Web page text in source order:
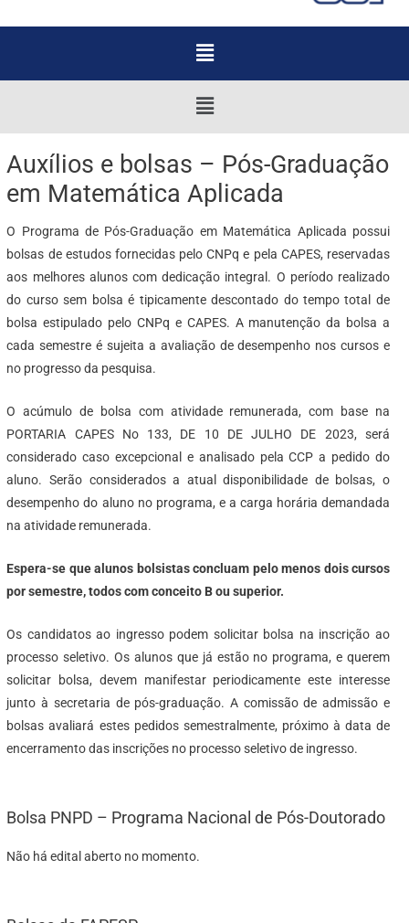
Menu
Menu
Auxílios e bolsas – Pós-Graduação
em Matemática Aplicada
O Programa de Pós-Graduação em Matemática Aplicada possui
bolsas de estudos fornecidas pelo CNPq e pela CAPES, reservadas
aos melhores alunos com dedicação integral. O período realizado
do curso sem bolsa é tipicamente descontado do tempo total de
bolsa estipulado pelo CNPq e CAPES. A manutenção da bolsa a
cada semestre é sujeita a avaliação de desempenho nos cursos e
no progresso da pesquisa.
O acúmulo de bolsa com atividade remunerada, com base na
PORTARIA CAPES No 133, DE 10 DE JULHO DE 2023, será
considerado caso excepcional e analisado pela CCP a pedido do
aluno. Serão considerados a atual disponibilidade de bolsas, o
desempenho do aluno no programa, e a carga horária demandada
na atividade remunerada.
Espera-se que alunos bolsistas concluam pelo menos dois cursos
por semestre, todos com conceito B ou superior.
Os candidatos ao ingresso podem solicitar bolsa na inscrição ao
processo seletivo. Os alunos que já estão no programa, e querem
solicitar bolsa, devem manifestar periodicamente este interesse
junto à secretaria de pós-graduação. A comissão de admissão e
bolsas avaliará estes pedidos semestralmente, próximo à data de
encerramento das inscrições no processo seletivo de ingresso.
Bolsa PNPD – Programa Nacional de Pós-Doutorado
Não há edital aberto no momento.